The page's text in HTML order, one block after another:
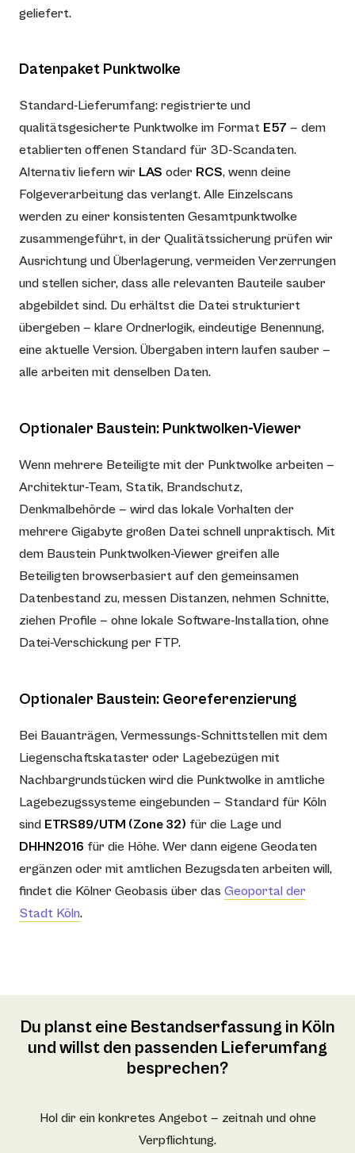
geliefert.
Datenpaket Punktwolke
Standard-Lieferumfang: registrierte und
qualitätsgesicherte Punktwolke im Format E57 — dem
etablierten offenen Standard für 3D-Scandaten.
Alternativ liefern wir LAS oder RCS, wenn deine
Folgeverarbeitung das verlangt. Alle Einzelscans
werden zu einer konsistenten Gesamtpunktwolke
zusammengeführt, in der Qualitätssicherung prüfen wir
Ausrichtung und Überlagerung, vermeiden Verzerrungen
und stellen sicher, dass alle relevanten Bauteile sauber
abgebildet sind. Du erhältst die Datei strukturiert
übergeben — klare Ordnerlogik, eindeutige Benennung,
eine aktuelle Version. Übergaben intern laufen sauber —
alle arbeiten mit denselben Daten.
Optionaler Baustein: Punktwolken-Viewer
Wenn mehrere Beteiligte mit der Punktwolke arbeiten —
Architektur-Team, Statik, Brandschutz,
Denkmalbehörde — wird das lokale Vorhalten der
mehrere Gigabyte großen Datei schnell unpraktisch. Mit
dem Baustein Punktwolken-Viewer greifen alle
Beteiligten browserbasiert auf den gemeinsamen
Datenbestand zu, messen Distanzen, nehmen Schnitte,
ziehen Profile — ohne lokale Software-Installation, ohne
Datei-Verschickung per FTP.
Optionaler Baustein: Georeferenzierung
Bei Bauanträgen, Vermessungs-Schnittstellen mit dem
Liegenschaftskataster oder Lagebezügen mit
Nachbargrundstücken wird die Punktwolke in amtliche
Lagebezugssysteme eingebunden — Standard für Köln
sind ETRS89/UTM (Zone 32) für die Lage und
DHHN2016 für die Höhe. Wer dann eigene Geodaten
ergänzen oder mit amtlichen Bezugsdaten arbeiten will,
findet die Kölner Geobasis über das Geoportal der
Stadt Köln.
Du planst eine Bestandserfassung in Köln
und willst den passenden Lieferumfang
besprechen?
Hol dir ein konkretes Angebot — zeitnah und ohne
Verpflichtung.